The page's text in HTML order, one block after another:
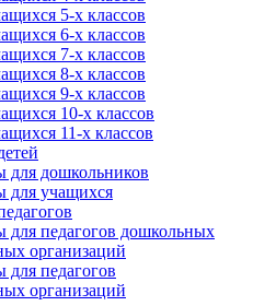
5-х классов
6-х классов
7-х классов
8-х классов
9-х классов
10-х классов
11-х классов
дошкольников
для учащихся
педагогов дошкольных
организаций
педагогов
организаций